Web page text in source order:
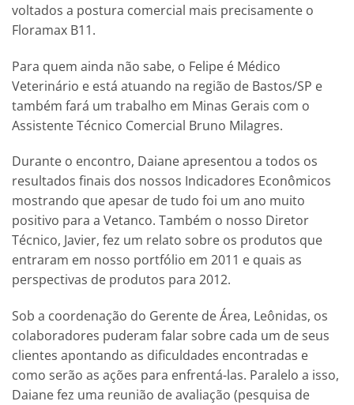
voltados a postura comercial mais precisamente o
Floramax B11.
Para quem ainda não sabe, o Felipe é Médico
Veterinário e está atuando na região de Bastos/SP e
também fará um trabalho em Minas Gerais com o
Assistente Técnico Comercial Bruno Milagres.
Durante o encontro, Daiane apresentou a todos os
resultados finais dos nossos Indicadores Econômicos
mostrando que apesar de tudo foi um ano muito
positivo para a Vetanco. Também o nosso Diretor
Técnico, Javier, fez um relato sobre os produtos que
entraram em nosso portfólio em 2011 e quais as
perspectivas de produtos para 2012.
Sob a coordenação do Gerente de Área, Leônidas, os
colaboradores puderam falar sobre cada um de seus
clientes apontando as dificuldades encontradas e
como serão as ações para enfrentá-las. Paralelo a isso,
Daiane fez uma reunião de avaliação (pesquisa de